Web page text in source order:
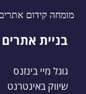
מומחה קידום
בניית
גוגל מיי בינזנס
שיווק באינטרנט